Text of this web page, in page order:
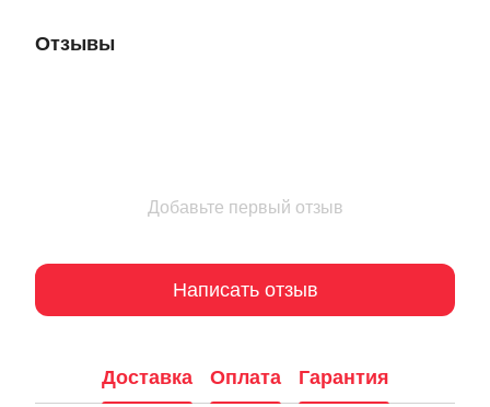
Отзывы
Добавьте первый отзыв
Написать отзыв
Доставка Оплата Гарантия